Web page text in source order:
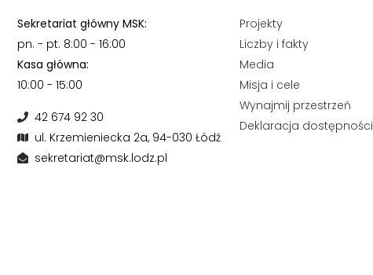
Sekretariat główny MSK:
pn. - pt. 8:00 - 16:00
Kasa główna:
10:00 - 15:00
42 674 92 30
ul. Krzemieniecka 2a, 94-030 Łódź
sekretariat@msk.lodz.pl
Projekty
Liczby i fakty
Media
Misja i cele
Wynajmij przestrzeń
Deklaracja dostępności